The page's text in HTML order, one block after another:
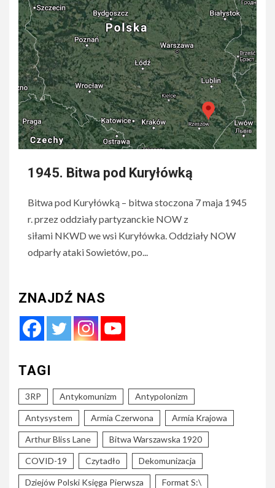
1945. Bitwa pod Kuryłówką
Bitwa pod Kuryłówką – bitwa stoczona 7 maja 1945
r. przez oddziały partyzanckie NOW z
siłami NKWD we wsi Kuryłówka. Oddziały NOW
odparły ataki Sowietów, po...
ZNAJDŹ NAS
TAGI
3RP Antykomunizm Antypolonizm
Antysystem Armia Czerwona Armia Krajowa
Arthur Bliss Lane Bitwa Warszawska 1920
COVID-19 Czytadło Dekomunizacja
Dziejów Polski Księga Pierwsza Format S:\